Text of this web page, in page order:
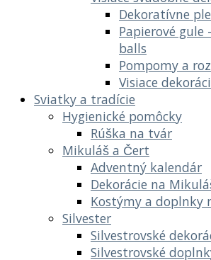
Dekoratívne
Papierové gule
balls
Pompomy a
Visiace
Sviatky a tradície
Hygienické pomôcky
Rúška na tvár
Mikuláš a Čert
Adventný kalendár
Dekorácie na
Kostýmy a doplnky
Silvester
Silvestrovské
Silvestrovské